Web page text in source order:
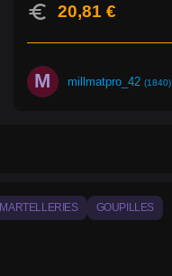
euro 20,81 €
M millmatpro_42 (1840)
MARTELLERIES GOUPILLES